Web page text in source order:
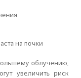
на почки
облучению,
увеличить риск